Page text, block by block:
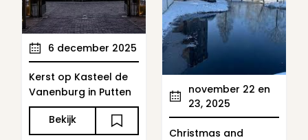
6 december 2025
Kerst op Kasteel de
Vanenburg in Putten
Bekijk
november 22 en
23, 2025
Christmas and